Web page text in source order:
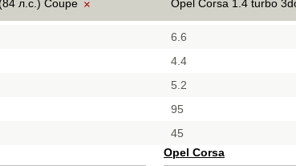
л.с.) Coupe × Opel Corsa 1.4 turbo
6.6
4.4
5.2
95
45
Opel Corsa